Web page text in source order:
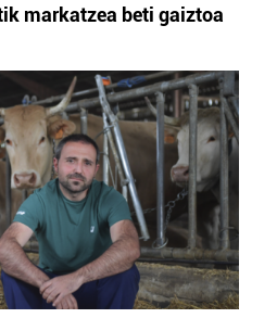
markatzea beti gaiztoa